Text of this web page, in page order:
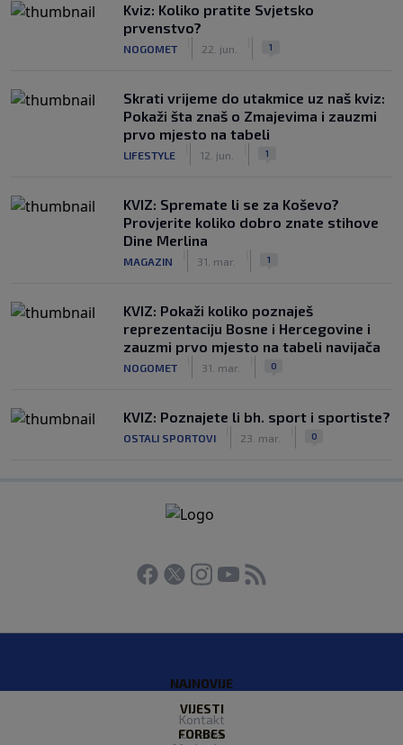
Kviz: Koliko pratite Svjetsko
prvenstvo?
NOGOMET 22. jun. 1
Skrati vrijeme do utakmice uz naš kviz:
Pokaži šta znaš o Zmajevima i zauzmi
prvo mjesto na tabeli
LIFESTYLE 12. jun. 1
KVIZ: Spremate li se za Koševo?
Provjerite koliko dobro znate stihove
Dine Merlina
MAGAZIN 31. mar. 1
KVIZ: Pokaži koliko poznaješ
reprezentaciju Bosne i Hercegovine i
zauzmi prvo mjesto na tabeli navijača
NOGOMET 31. mar. 0
KVIZ: Poznajete li bh. sport i sportiste?
OSTALI SPORTOVI 23. mar. 0
NAJNOVIJE
VIJESTI
FORBES
Kontakt
O nama